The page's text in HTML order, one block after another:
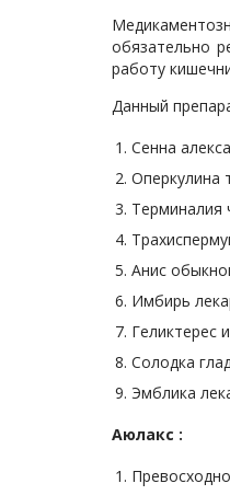
обязательно
работу
Данный
Сенна
Оперкулина
Терминалия
Анис
Имбирь
Геликтерес
Солодка
Эмблика
Аюлакс :